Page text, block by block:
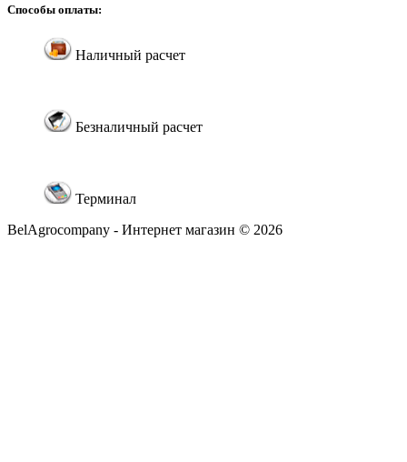
Способы оплаты:
Наличный расчет
Безналичный расчет
Терминал
BelAgrocompany - Интернет магазин © 2026